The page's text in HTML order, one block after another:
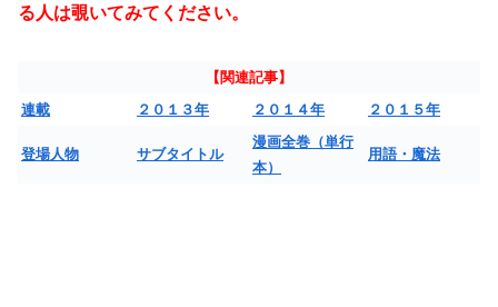
る人は覗いてみてください。
【関連記事】
連載
２０１３年 ２０１４年 ２０１５年
登場人物 サブタイトル
漫画全巻（単行
本）
用語・魔法